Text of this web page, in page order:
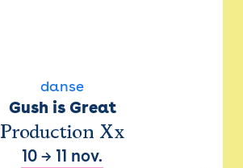
danse
Gush is Great
Production Xx
10 → 11 nov.